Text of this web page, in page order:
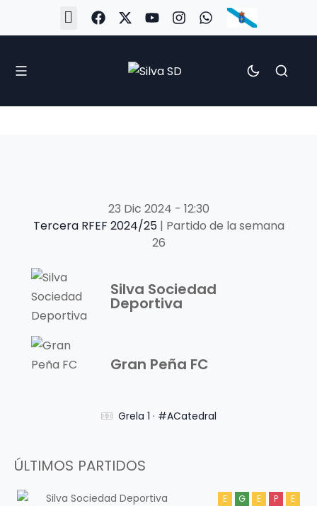
23 Dic 2024 - 12:30
Tercera RFEF 2024/25 | Partido de la semana
26
Silva Sociedad
Deportiva
Gran Peña FC
Grela 1 · #ACatedral
ÚLTIMOS PARTIDOS
Silva Sociedad Deportiva E G E P E